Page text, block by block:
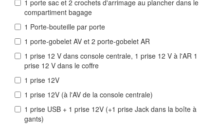
1 porte sac et 2 crochets d'arrimage au plancher dans le
compartiment bagage
1 Porte-bouteille par porte
1 porte-gobelet AV et 2 porte-gobelet AR
1 prise 12 V dans console centrale, 1 prise 12 V à l'AR 1
prise 12 V dans le coffre
1 prise 12V
1 prise 12V (à l'AV de la console centrale)
1 prise USB + 1 prise 12V (+1 prise Jack dans la boîte à
gants)